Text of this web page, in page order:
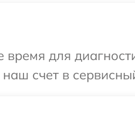
для
счет в